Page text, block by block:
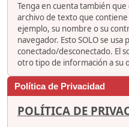
Tenga en cuenta también
archivo de texto que
ejemplo, su nombre o su
navegador. Esto SOLO se
conectado/desconectado. El
otro tipo de información a su
Política de Privacidad
POLÍTICA DE